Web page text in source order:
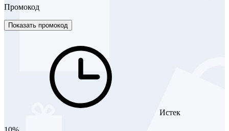
Промокод
Показать промокод
Истек